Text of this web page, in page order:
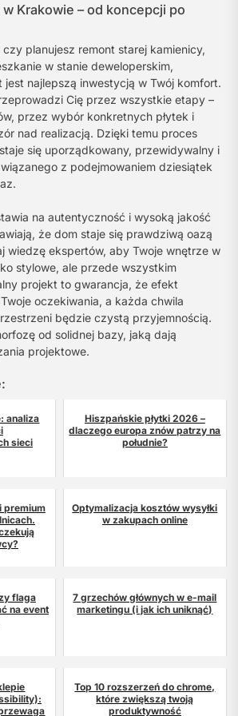
Krakowie – od koncepcji po
planujesz remont starej kamienicy,
w stanie deweloperskim,
jest najlepszą inwestycją w Twój komfort.
Cię przez wszystkie etapy –
przez wybór konkretnych płytek i
nad realizacją. Dzięki temu proces
się uporządkowany, przewidywalny i
z podejmowaniem dziesiątek
na autentyczność i wysoką jakość
że dom staje się prawdziwą oazą
wiedzę ekspertów, aby Twoje wnętrze w
stylowe, ale przede wszystkim
projekt to gwarancja, że efekt
oczekiwania, a każda chwila
będzie czystą przyjemnością.
od solidnej bazy, jaką dają
projektowe.
analiza
sieci
Hiszpańskie płytki 2026 –
dlaczego europa znów patrzy na
południe?
premium
Optymalizacja kosztów wysyłki
w zakupach online
flaga
na event
7 grzechów głównych w e-mail
marketingu (i jak ich uniknąć)
Top 10 rozszerzeń do chrome,
które zwiększą twoją
produktywność